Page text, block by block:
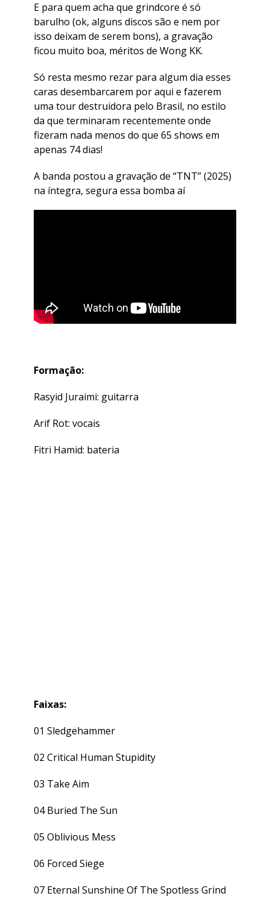
E para quem acha que grindcore é só
barulho (ok, alguns discos são e nem por
isso deixam de serem bons), a gravação
ficou muito boa, méritos de Wong KK.
Só resta mesmo rezar para algum dia esses
caras desembarcarem por aqui e fazerem
uma tour destruidora pelo Brasil, no estilo
da que terminaram recentemente onde
fizeram nada menos do que 65 shows em
apenas 74 dias!
A banda postou a gravação de “TNT” (2025)
na íntegra, segura essa bomba aí
Formação:
Rasyid Juraimi: guitarra
Arif Rot: vocais
Fitri Hamid: bateria
Faixas:
01 Sledgehammer
02 Critical Human Stupidity
03 Take Aim
04 Buried The Sun
05 Oblivious Mess
06 Forced Siege
07 Eternal Sunshine Of The Spotless Grind